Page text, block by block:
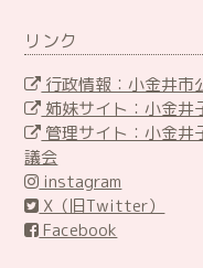
リンク
行政情報：小金井市
姉妹サイト：小金井
管理サイト：小金井
議会
instagram
X（旧Twitter）
Facebook